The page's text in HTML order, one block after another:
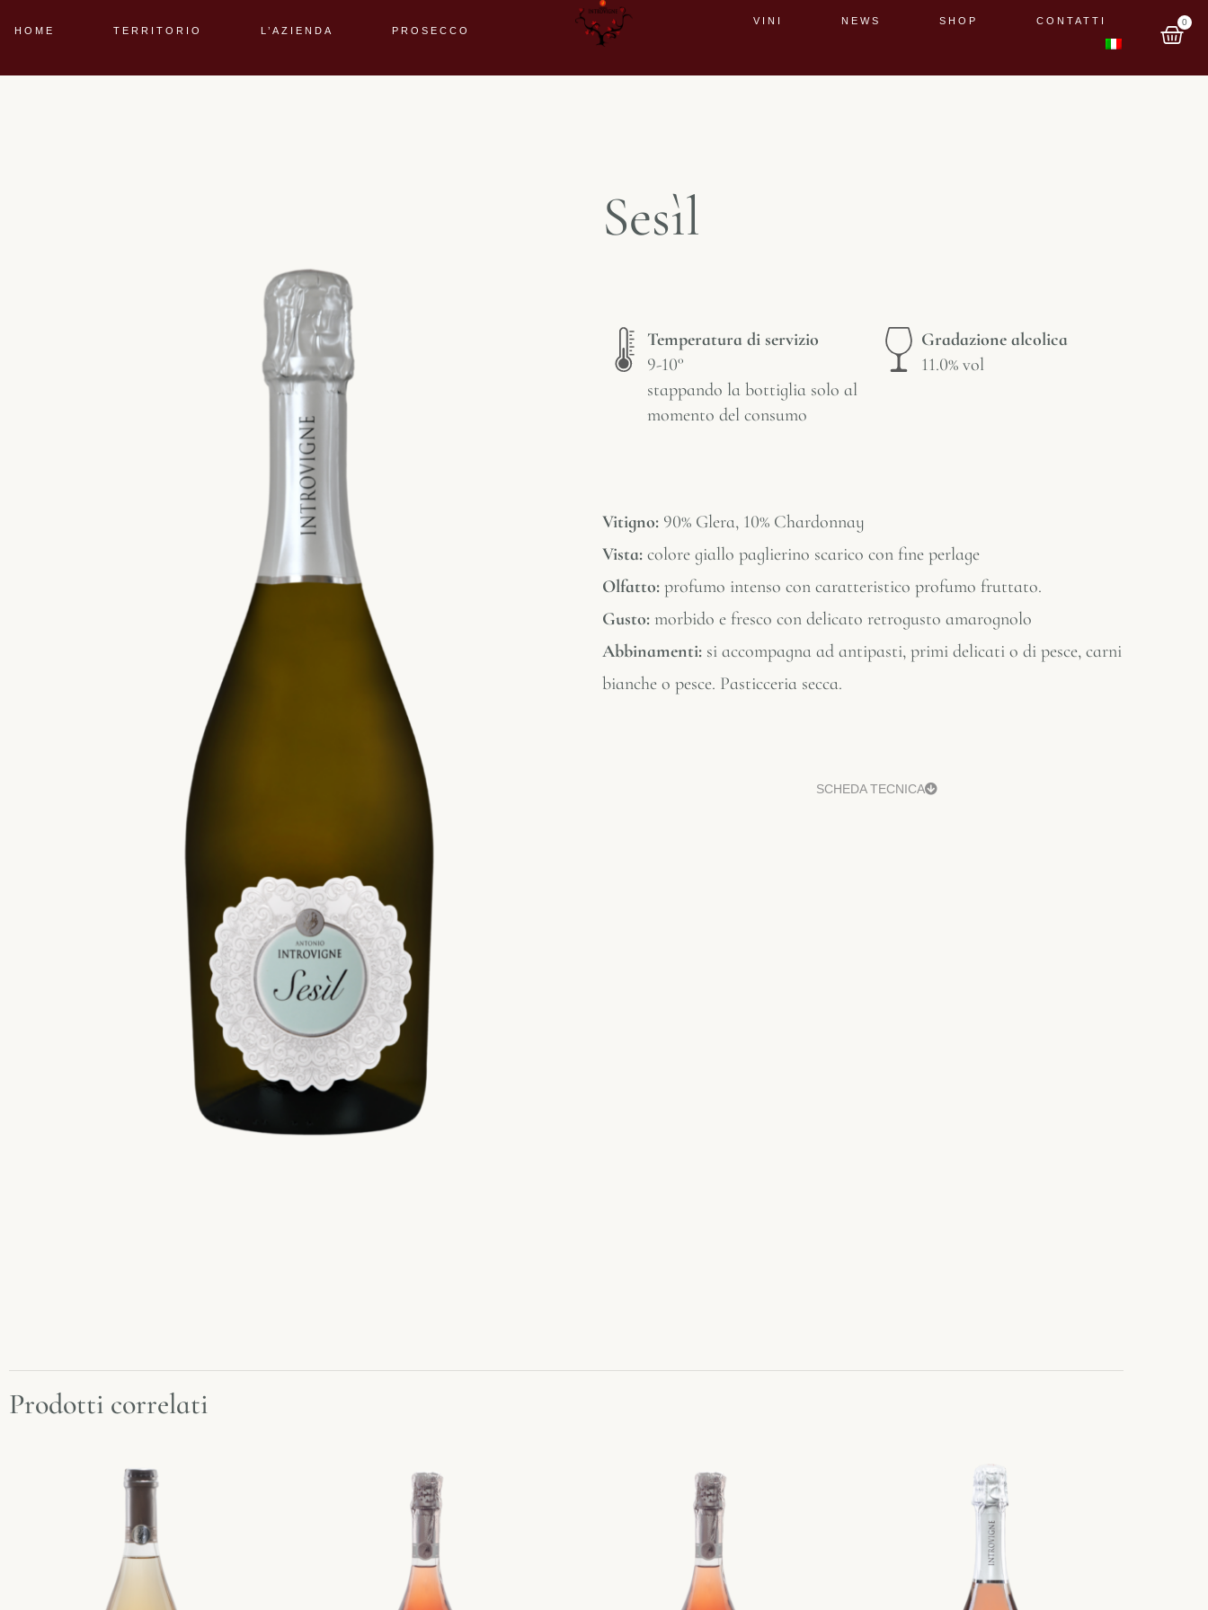
HOME TERRITORIO L’AZIENDA PROSECCO
VINI NEWS SHOP CONTATTI 0
Sesìl
Temperatura di servizio
9-10°
stappando la bottiglia solo al
momento del consumo
Gradazione alcolica
11.0% vol
Vitigno: 90% Glera, 10% Chardonnay
Vista: colore giallo paglierino scarico con fine perlage
Olfatto: profumo intenso con caratteristico profumo fruttato.
Gusto: morbido e fresco con delicato retrogusto amarognolo
Abbinamenti: si accompagna ad antipasti, primi delicati o di pesce, carni
bianche o pesce. Pasticceria secca.
SCHEDA TECNICA
Prodotti correlati